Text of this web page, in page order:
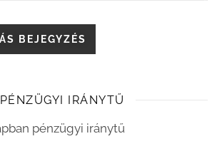
PÉNZÜGYI IRÁNYTŰ